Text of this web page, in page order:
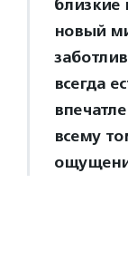
близкие
новый
всегда
всему